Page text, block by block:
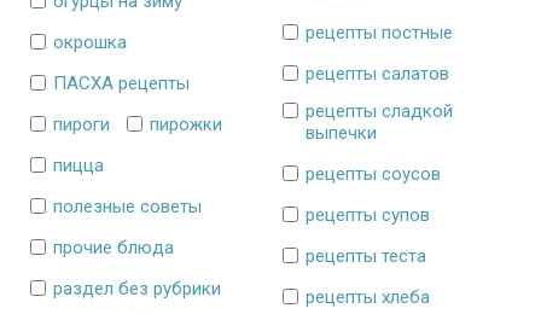
окрошка
ПАСХА рецепты
пироги
пирожки
пицца
полезные советы
прочие блюда
раздел без рубрики
рецепты постные
рецепты салатов
рецепты сладкой
выпечки
рецепты соусов
рецепты супов
рецепты теста
рецепты хлеба